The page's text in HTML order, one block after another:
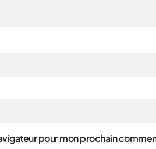
pour mon prochain